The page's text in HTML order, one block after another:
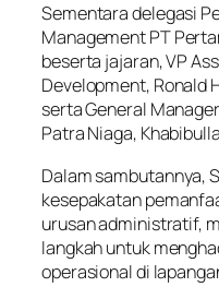
Sementara delegasi
Management PT
beserta jajaran, VP
Development, Ronald
serta General
Patra Niaga,
Dalam sambutannya,
kesepakatan
urusan administratif,
langkah untuk
operasional di